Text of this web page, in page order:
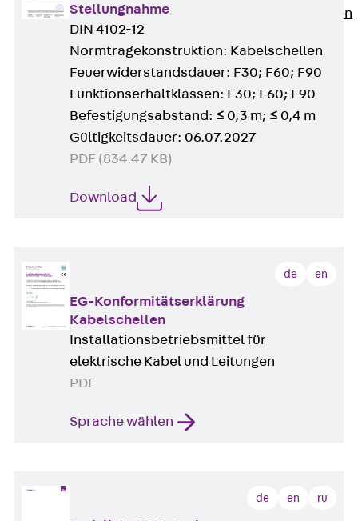
Stellenausschreibungen
Benefits
Stellungnahme
DIN 4102-12
Normtragekonstruktion: Kabelschellen
Feuerwiderstandsdauer: F30; F60; F90
Funktionserhaltklassen: E30; E60; F90
Befestigungsabstand: ≤ 0,3 m; ≤ 0,4 m
Gültigkeitsdauer: 06.07.2027
PDF (834.47 KB)
Download
de en
EG-Konformitätserklärung
Kabelschellen
Installationsbetriebsmittel für
elektrische Kabel und Leitungen
PDF
Sprache wählen
de en ru